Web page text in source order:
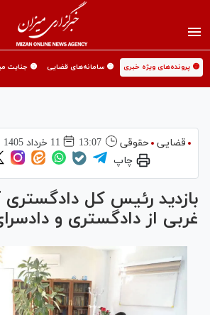
🟡 پرونده‌های ویژه خبری 🟡 سامانه‌های قضایی 🟡 جنایت
قضایی حقوقی 13:07 11 خرداد 1405
چاپ
بازدید رئیس کل دادگستری
غربی از دادگستری و